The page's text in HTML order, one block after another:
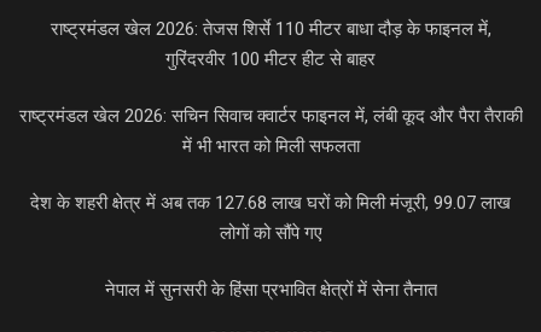
राष्ट्रमंडल खेल 2026: तेजस शिर्से 110 मीटर बाधा दौड़ के फाइनल में,
गुरिंदरवीर 100 मीटर हीट से बाहर
राष्ट्रमंडल खेल 2026: सचिन सिवाच क्वार्टर फाइनल में, लंबी कूद और पैरा तैराकी
में भी भारत को मिली सफलता
देश के शहरी क्षेत्र में अब तक 127.68 लाख घरों को मिली मंजूरी, 99.07 लाख
लोगों को सौंपे गए
नेपाल में सुनसरी के हिंसा प्रभावित क्षेत्रों में सेना तैनात